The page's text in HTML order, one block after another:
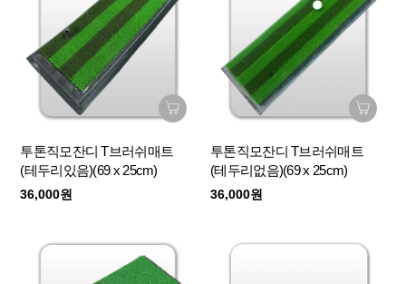
투톤직모잔디 T브러쉬매트
(테두리있음)(69 x 25cm)
36,000원
투톤직모잔디 T브러쉬매트
(테두리없음)(69 x 25cm)
36,000원